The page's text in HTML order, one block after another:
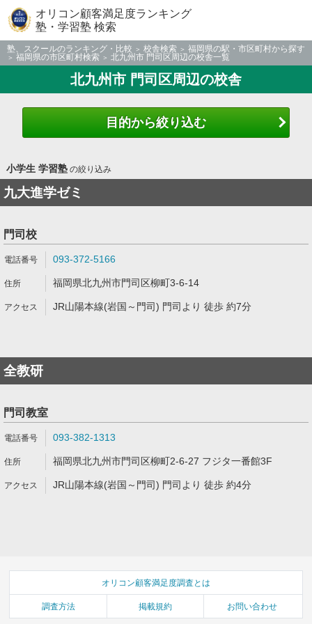
オリコン顧客満足度ランキング
塾・学習塾 検索
塾、スクールのランキング・比較 校舎検索
福岡県の駅・市区町村から探す
福岡県の市区町村検索
北九州市 門司区周辺の校舎一覧
北九州市 門司区周辺の校舎
目的から絞り込む
小学生 学習塾の絞り込み
九大進学ゼミ
門司校
093-372-5166
福岡県北九州市門司区柳町3-6-14
JR山陽本線(岩国～門司) 門司より 徒歩 約7分
全教研
門司教室
093-382-1313
福岡県北九州市門司区柳町2-6-27 フジタ一番館3F
JR山陽本線(岩国～門司) 門司より 徒歩 約4分
オリコン顧客満足度調査とは
調査方法 掲載規約 お問い合わせ